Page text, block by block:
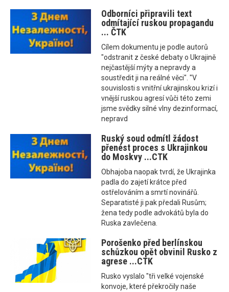
Odborníci připravili text
odmítající ruskou propagandu
... ČTK
Cílem dokumentu je podle autorů
"odstranit z české debaty o Ukrajině
nejčastější mýty a nepravdy a
soustředit ji na reálné věci". "V
souvislosti s vnitřní ukrajinskou krizí i
vnější ruskou agresí vůči této zemi
jsme svědky silné vlny dezinformací,
nepravd
Ruský soud odmítl žádost
přenést proces s Ukrajinkou
do Moskvy ...CTK
Obhajoba naopak tvrdí, že Ukrajinka
padla do zajetí krátce před
ostřelováním a smrtí novinářů.
Separatisté ji pak předali Rusům;
žena tedy podle advokátů byla do
Ruska zavlečena.
Porošenko před berlínskou
schůzkou opět obvinil Rusko z
agrese ...CTK
Rusko vyslalo "tři velké vojenské
konvoje, které překročily naše